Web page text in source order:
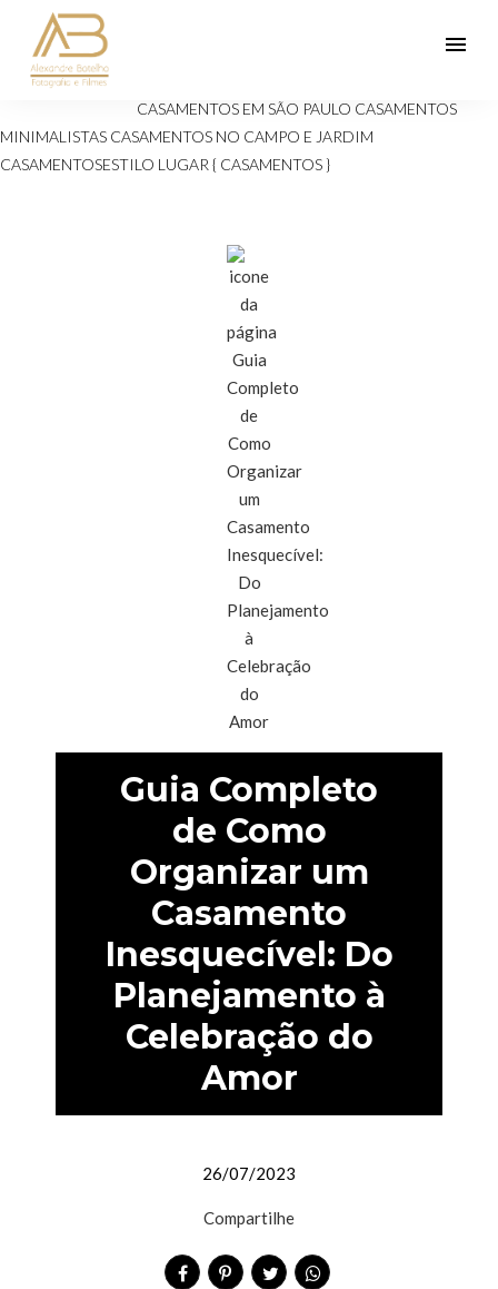
menu
CASAMENTOS EM SÃO PAULO CASAMENTOS
MINIMALISTAS CASAMENTOS NO CAMPO E JARDIM
CASAMENTOSESTILO LUGAR { CASAMENTOS }
Guia Completo
de Como
Organizar um
Casamento
Inesquecível: Do
Planejamento à
Celebração do
Amor
26/07/2023
Compartilhe